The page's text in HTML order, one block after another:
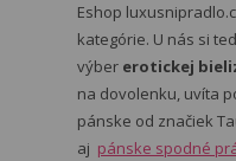
Eshop
kategórie. U nás si
výber erotickej
na dovolenku, uvíta
pánske od značiek
aj pánske spodné